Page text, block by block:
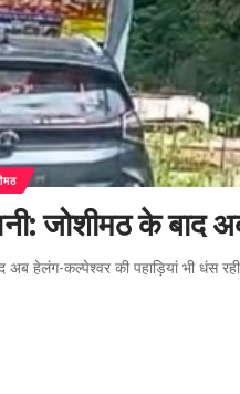
जोशीमठ के बाद
अब हेलंग-कल्पेश्वर की पहाड़ियां भी धंस